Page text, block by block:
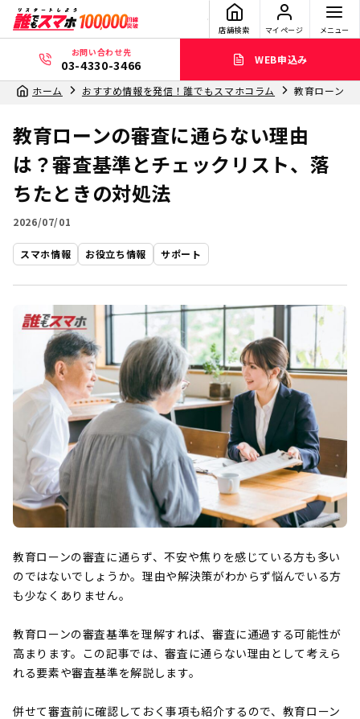
店舗検索 マイページ メニュー
お問い合わせ先
03-4330-3466 WEB申込み
ホーム おすすめ情報を発信！誰でもスマホコラム 教育ローンの
教育ローンの審査に通らない理由
は？審査基準とチェックリスト、落
ちたときの対処法
2026/07/01
スマホ情報 お役立ち情報 サポート
教育ローンの審査に通らず、不安や焦りを感じている方も多い
のではないでしょうか。理由や解決策がわからず悩んでいる方
も少なくありません。
教育ローンの審査基準を理解すれば、審査に通過する可能性が
高まります。この記事では、審査に通らない理由として考えら
れる要素や審査基準を解説します。
併せて審査前に確認しておく事項も紹介するので、教育ローン